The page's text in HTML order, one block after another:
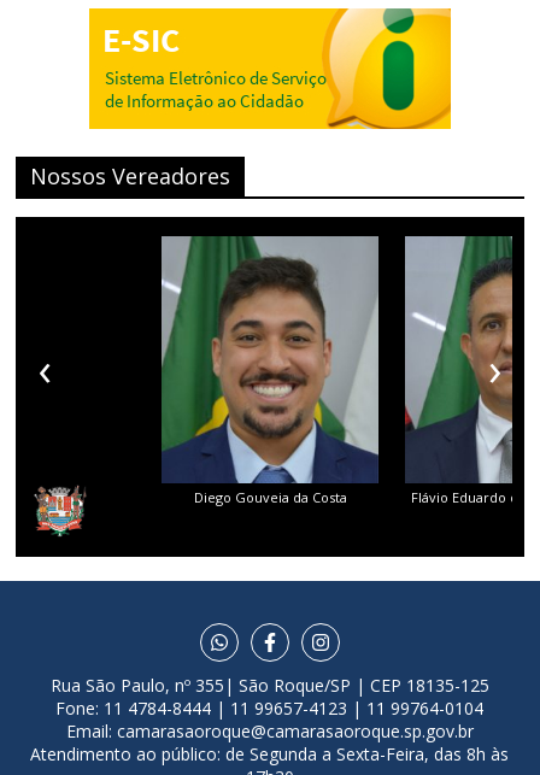
Nossos Vereadores
Diego Gouveia da Costa Flávio Eduardo dos
‹ ›
Rua São Paulo, nº 355| São Roque/SP | CEP 18135-125
Fone: 11 4784-8444 | 11 99657-4123 | 11 99764-0104
Email: camarasaoroque@camarasaoroque.sp.gov.br
Atendimento ao público: de Segunda a Sexta-Feira, das 8h às